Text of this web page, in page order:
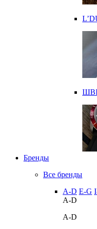
Бренды
Все бренды
A-D E-G
A-D
A-D